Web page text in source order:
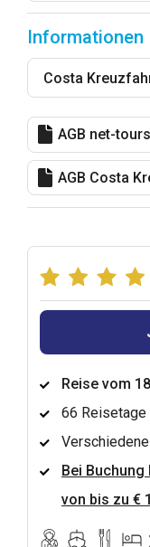
Informationen
Costa
AGB net-tours
AGB Costa
Reise vom
66 Reisetage
Bei
von bis zu €